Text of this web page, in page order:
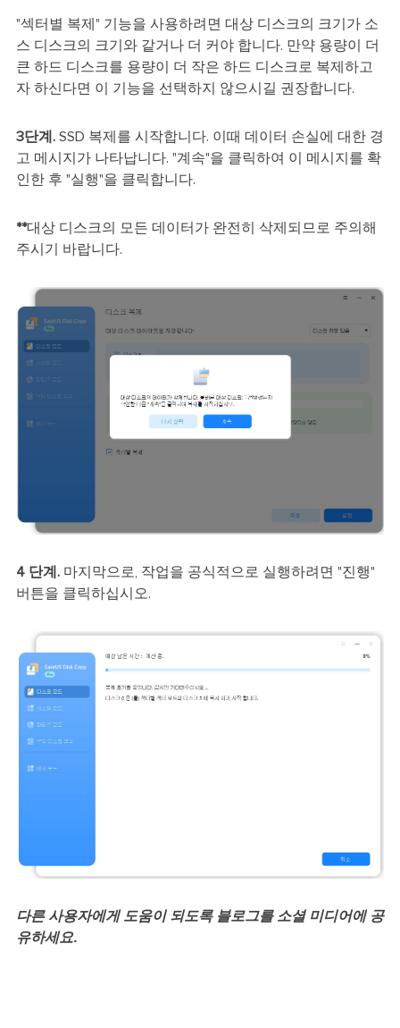
"섹터별 복제" 기능을 사용하려면 대상 디스크의 크기가 소
스 디스크의 크기와 같거나 더 커야 합니다. 만약 용량이 더
큰 하드 디스크를 용량이 더 작은 하드 디스크로 복제하고
자 하신다면 이 기능을 선택하지 않으시길 권장합니다.
3단계.SSD 복제를 시작합니다. 이때 데이터 손실에 대한 경
고 메시지가 나타납니다. "계속"을 클릭하여 이 메시지를 확
인한 후 "실행"을 클릭합니다.
**대상 디스크의 모든 데이터가 완전히 삭제되므로 주의해
주시기 바랍니다.
4 단계.마지막으로, 작업을 공식적으로 실행하려면 "진행"
버튼을 클릭하십시오.
다른 사용자에게 도움이 되도록 블로그를 소셜 미디어에 공
유하세요.